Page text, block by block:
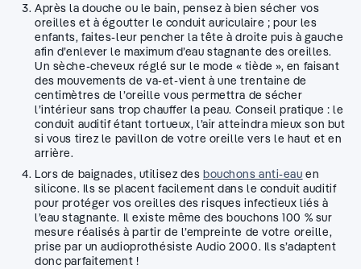
Après la douche ou le bain, pensez à bien sécher vos
oreilles et à égoutter le conduit auriculaire ; pour les
enfants, faites-leur pencher la tête à droite puis à gauche
afin d’enlever le maximum d’eau stagnante des oreilles.
Un sèche-cheveux réglé sur le mode « tiède », en faisant
des mouvements de va-et-vient à une trentaine de
centimètres de l’oreille vous permettra de sécher
l’intérieur sans trop chauffer la peau. Conseil pratique : le
conduit auditif étant tortueux, l’air atteindra mieux son but
si vous tirez le pavillon de votre oreille vers le haut et en
arrière.
Lors de baignades, utilisez desbouchons anti-eau en
silicone. Ils se placent facilement dans le conduit auditif
pour protéger vos oreilles des risques infectieux liés à
l’eau stagnante. Il existe même des bouchons 100 % sur
mesure réalisés à partir de l’empreinte de votre oreille,
prise par un audioprothésiste Audio 2000. Ils s’adaptent
donc parfaitement !